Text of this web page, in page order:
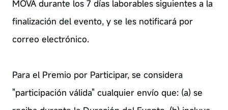
MOVA durante los 7 días laborables siguientes a la
finalización del evento, y se les notificará por
correo electrónico.
Para el Premio por Participar, se considera
"participación válida" cualquier envío que: (a) se